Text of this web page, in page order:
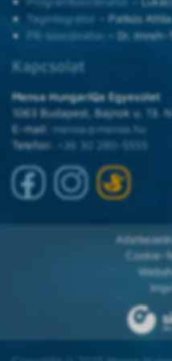
Tagintegrátor
– Patkós Attila
PR-koordinátor – Dr.
Kapcsolat
Mensa HungarIQa Egyesület
1063 Budapest, Bajnok u. 13.
E-mail: mensa@mensa.hu
Telefon:
+36 30 280-5555
Cookie-